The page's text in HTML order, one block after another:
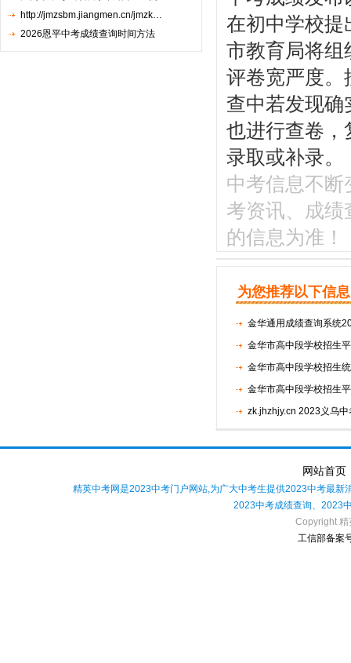
http://jmzsbm.jiangmen.cn/jmzk…
2026恩平中考成绩查询时间方法
在初中学校提
市教育局将组
评卷宽严度。
查中若发现确
也进行查卷，
录取或补录。
中考信息不
考资讯、成绩
的信息为准！
为您推荐以下信
金华通用成绩查询系统
金华市高中段学校招生
金华市高中段学校招生
金华市高中段学校招生
zk.jhzhjy.cn 2023义乌
网站首页
精英中考网是2023中考门户网站,为广大中考生提供2023中考最
2023中考成绩查询、2023
Copyright
工信部备案